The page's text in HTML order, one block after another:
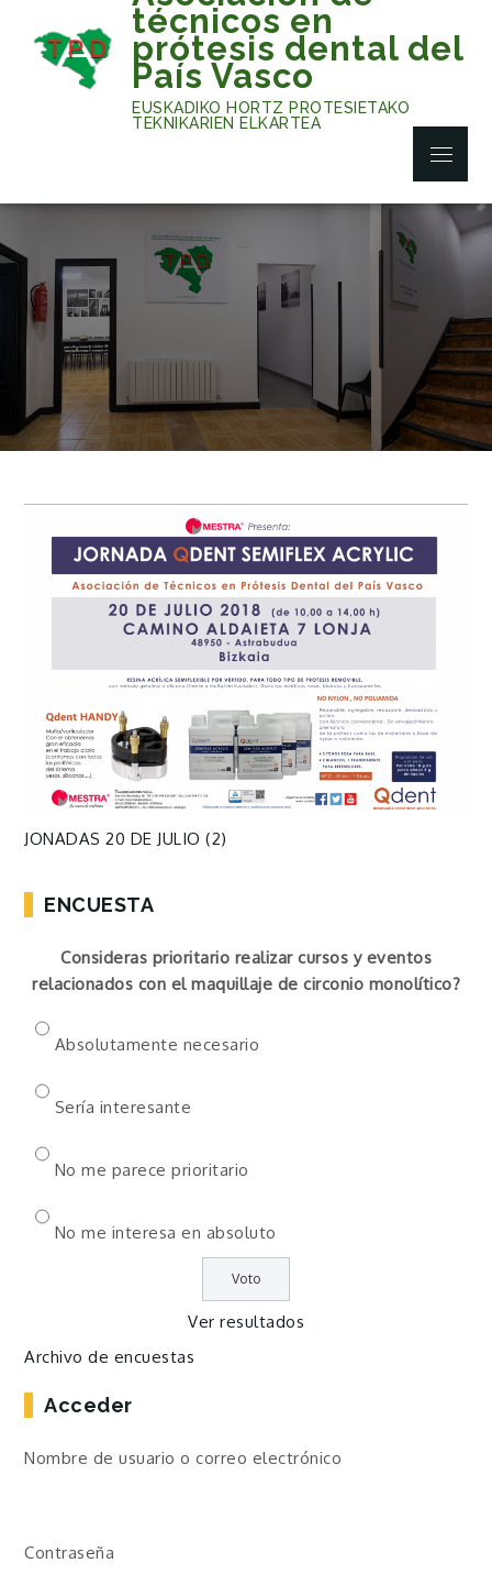
content
técnicos en
prótesis dental del
País Vasco
EUSKADIKO HORTZ PROTESIETAKO
TEKNIKARIEN ELKARTEA
Menu
JONADAS 20 DE JULIO (2)
ENCUESTA
Consideras prioritario realizar cursos y eventos
relacionados con el maquillaje de circonio monolítico?
Absolutamente necesario
Sería interesante
No me parece prioritario
No me interesa en absoluto
Ver resultados
Archivo de encuestas
Acceder
Nombre de usuario o correo electrónico
Contraseña